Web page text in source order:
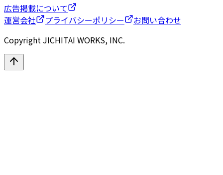
広告掲載について
運営会社
プライバシーポリシー
お問い合わせ
Copyright JICHITAI WORKS, INC.